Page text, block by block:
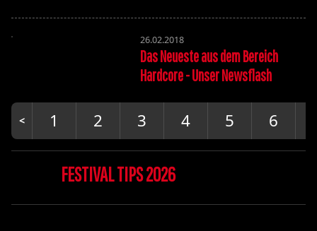
26.02.2018
Das Neueste aus dem Bereich
Hardcore - Unser Newsflash
1 2 3 4 5 6
FESTIVAL TIPS 2026